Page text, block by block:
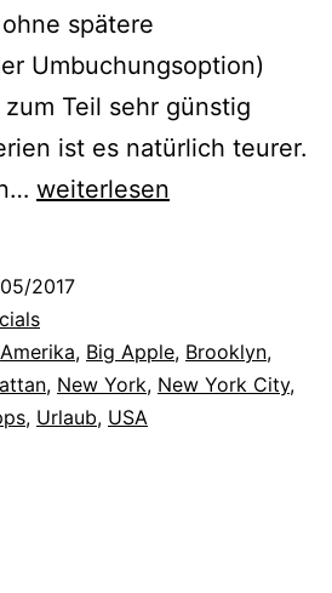
spätere
Umbuchungsoption)
Teil sehr günstig
ist es natürlich teurer.
E
e
W
o
c
weiterlesen
2017
Amerika, Big Apple, Brooklyn,
, New York, New York City,
, Urlaub, USA